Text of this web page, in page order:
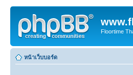
Floortime
หน้าเว็บบอร์ด